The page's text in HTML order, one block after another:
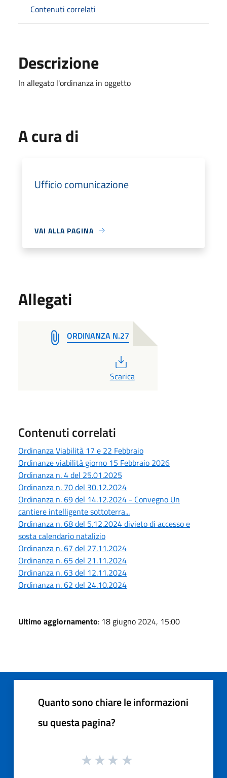
Contenuti correlati
Descrizione
In allegato l'ordinanza in oggetto
A cura di
Ufficio comunicazione
VAI ALLA PAGINA
Allegati
ORDINANZA N.27
Scarica
Contenuti correlati
Ordinanza Viabilità 17 e 22 Febbraio
Ordinanze viabilità giorno 15 Febbraio 2026
Ordinanza n. 4 del 25.01.2025
Ordinanza n. 70 del 30.12.2024
Ordinanza n. 69 del 14.12.2024 - Convegno Un
cantiere intelligente sottoterra...
Ordinanza n. 68 del 5.12.2024 divieto di accesso e
sosta calendario natalizio
Ordinanza n. 67 del 27.11.2024
Ordinanza n. 65 del 21.11.2024
Ordinanza n. 63 del 12.11.2024
Ordinanza n. 62 del 24.10.2024
Ultimo aggiornamento: 18 giugno 2024, 15:00
Quanto sono chiare le informazioni
su questa pagina?